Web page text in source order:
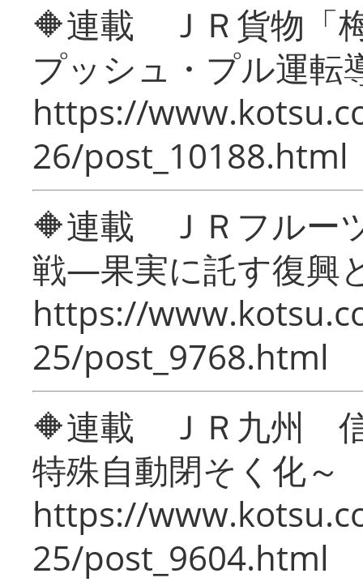
🔶連載 ＪＲ貨物「
プッシュ・プル運転
https://
26/post_10188.html
🔶連載 ＪＲフルー
戦―果実に託す復興
https://
25/post_9768.html
🔶連載 ＪＲ九州 信
特殊自動閉そく化～
https://
25/post_9604.html